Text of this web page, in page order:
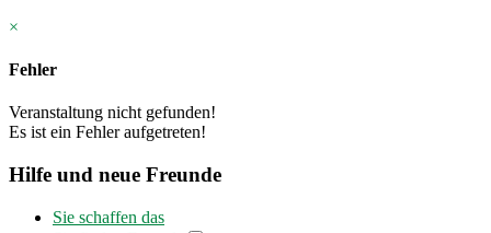
×
Fehler
Veranstaltung nicht gefunden!
Es ist ein Fehler aufgetreten!
Hilfe und neue Freunde
Sie schaffen das